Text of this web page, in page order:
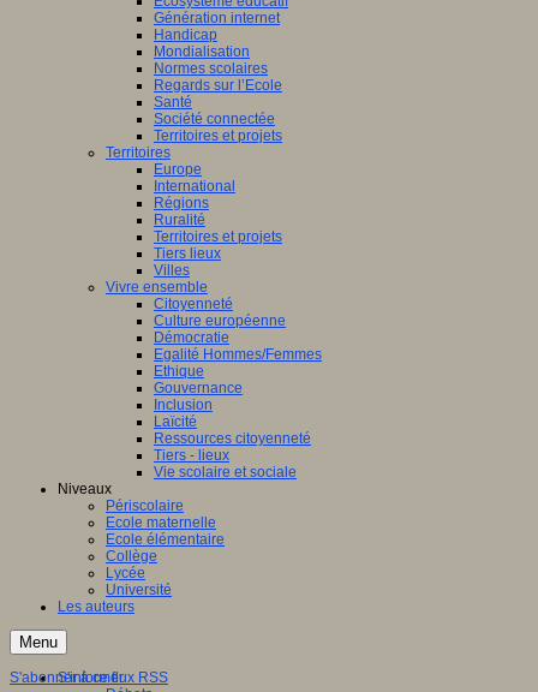
Génération internet
Handicap
Mondialisation
Normes scolaires
Regards sur l’Ecole
Santé
Société connectée
Territoires et projets
Territoires
Europe
International
Régions
Ruralité
Territoires et projets
Tiers lieux
Villes
Vivre ensemble
Citoyenneté
Culture européenne
Démocratie
Egalité Hommes/Femmes
Ethique
Gouvernance
Inclusion
Laïcité
Ressources citoyenneté
Tiers - lieux
Vie scolaire et sociale
Niveaux
Périscolaire
Ecole maternelle
Ecole élémentaire
Collège
Lycée
Université
Les auteurs
Menu
S'informer
S'abonner à ce flux RSS